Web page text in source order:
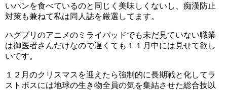
いパンを食べているのと同じく美味しくないし、痴漢防止
対策も兼ねて私は同人誌を厳選してます。
ハグプリのアニメのミライパッドでも未だ見ていない職業
は御医者さんだけなので遅くても１１月中には見せて欲し
いです。
１２月のクリスマスを迎えたら強制的に長期戦と化してラ
ストボスには地球の生き物全員の気を集結させた総合技以